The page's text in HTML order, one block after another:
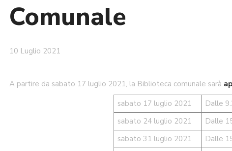
Comunale
10 Luglio 2021
A partire da sabato 17 luglio 2021, la Biblioteca comunale sarà
sabato 17 luglio 2021
Dalle
sabato 24 luglio 2021
Dalle
sabato 31 luglio 2021
Dalle